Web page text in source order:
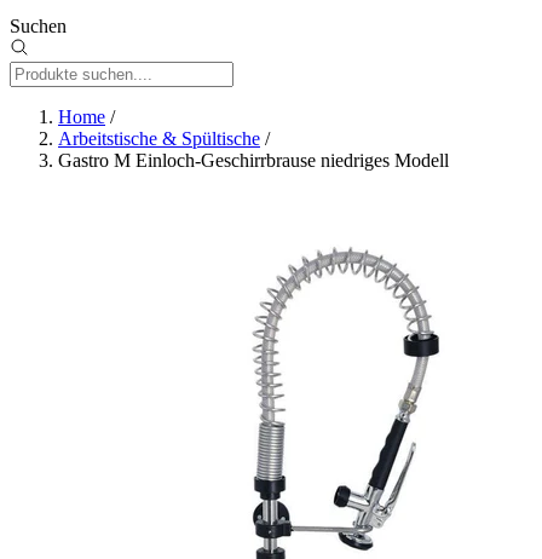
Suchen
Home /
Arbeitstische & Spültische /
Gastro M Einloch-Geschirrbrause niedriges Modell